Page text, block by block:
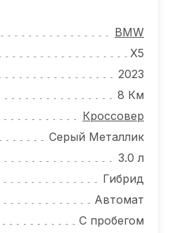
BMW
X5
2023
8 Км
Кроссовер
Серый Металлик
3.0 л
Гибрид
Автомат
С пробегом